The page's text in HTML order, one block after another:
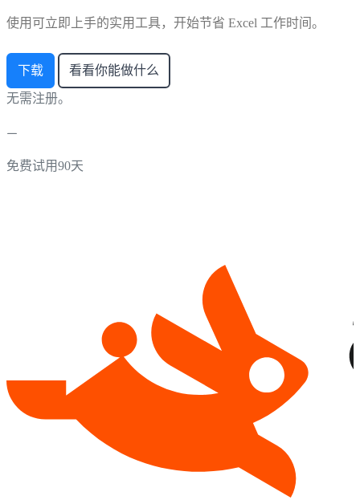
使用可立即上手的实用工具，开始节省 Excel 工作时间。
下载 看看你能做什么
无需注册。
免费试用90天